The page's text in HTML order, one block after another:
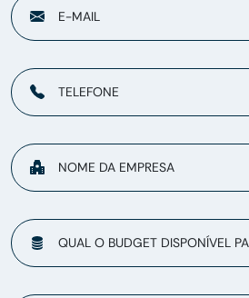
E-MAIL
TELEFONE
NOME DA EMPRESA
QUAL O BUDGET DISPONÍVEL